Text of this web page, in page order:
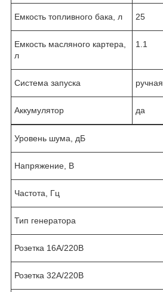
Емкость топливного бака, л 25
Емкость масляного картера,
л
1.1
Система запуска ручная
Аккумулятор да
Уровень шума, дБ
Напряжение, В
Частота, Гц
Тип генератора
Розетка 16А/220В
Розетка 32А/220В